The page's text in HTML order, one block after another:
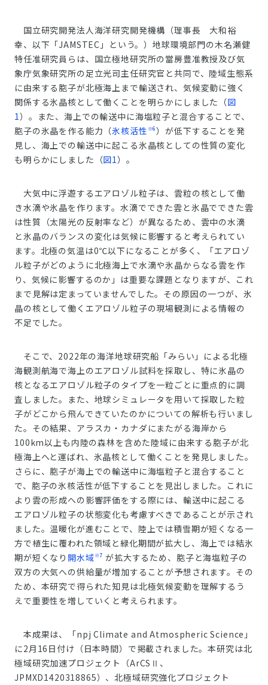
国立研究開発法人海洋研究開発機構（理事長 大和裕
幸、以下「JAMSTEC」という。）地球環境部門の木名瀬健
特任准研究員らは、国立極地研究所の當房豊准教授及び気
象庁気象研究所の足立光司主任研究官と共同で、陸域生態系
に由来する胞子が北極海上まで輸送され、気候変動に強く
関係する氷晶核として働くことを明らかにしました（図
1）。また、海上での輸送中に海塩粒子と混合することで、
胞子の氷晶を作る能力（氷核活性 ※6）が低下することを発
見し、海上での輸送中に起こる氷晶核としての性質の変化
も明らかにしました（図1）。
大気中に浮遊するエアロゾル粒子は、雲粒の核として働
き水滴や氷晶を作ります。水滴でできた雲と氷晶でできた雲
は性質（太陽光の反射率など）が異なるため、雲中の水滴
と氷晶のバランスの変化は気候に影響すると考えられてい
ます。北極の気温は0℃以下になることが多く、「エアロゾ
ル粒子がどのように北極海上で水滴や氷晶からなる雲を作
り、気候に影響するのか」は重要な課題となりますが、これ
まで見解は定まっていませんでした。その原因の一つが、氷
晶の核として働くエアロゾル粒子の現場観測による情報の
不足でした。
そこで、2022年の海洋地球研究船「みらい」による北極
海観測航海で海上のエアロゾル試料を採取し、特に氷晶の
核となるエアロゾル粒子のタイプを一粒ごとに重点的に調
査しました。また、地球シミュレータを用いて採取した粒
子がどこから飛んできていたのかについての解析も行いまし
た。その結果、アラスカ・カナダにまたがる海岸から
100km以上も内陸の森林を含めた陸域に由来する胞子が北
極海上へと運ばれ、氷晶核として働くことを発見しました。
さらに、胞子が海上での輸送中に海塩粒子と混合すること
で、胞子の氷核活性が低下することを見出しました。これに
より雲の形成への影響評価をする際には、輸送中に起こる
エアロゾル粒子の状態変化も考慮すべきであることが示され
ました。温暖化が進むことで、陸上では積雪期が短くなる一
方で植生に覆われた領域と緑化期間が拡大し、海上では結氷
期が短くなり 開水域※7 が拡大するため、胞子と海塩粒子の
双方の大気への供給量が増加することが予想されます。その
ため、本研究で得られた知見は北極気候変動を理解するう
えで重要性を増していくと考えられます。
本成果は、「npj Climate and Atmospheric Science」
に2月16日付け（日本時間）で掲載されました。本研究は北
極域研究加速プロジェクト（ArCSⅡ、
JPMXD1420318865）、北極域研究強化プロジェクト